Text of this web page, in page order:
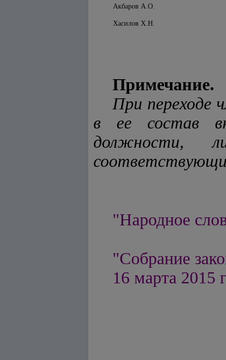
Акбаров А.О.
Хасилов Х.Н.
Примечание.
При переходе
в ее состав
должности,
"Народное
"Собрание
16 марта 2015